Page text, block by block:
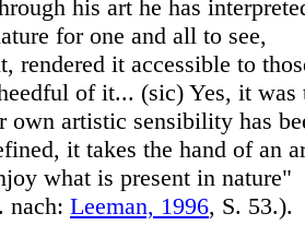
his art he has
for one and all to see,
rendered it accessible to
of it... (sic) Yes, it was
own artistic sensibility has
it takes the hand of an
what is present in nature"
nach: Leeman, 1996, S. 53.).